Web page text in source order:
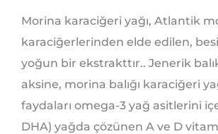
Morina karaciğeri yağı, Atlantik
karaciğerlerinden elde edilen,
yoğun bir ekstrakttır.. Jenerik
aksine, morina balığı karaciğeri
faydaları omega-3 yağ asitlerini
DHA) yağda çözünen A ve D